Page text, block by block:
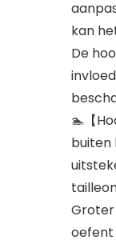
kan
De
🏊‍【
buiten
Groter
oefent